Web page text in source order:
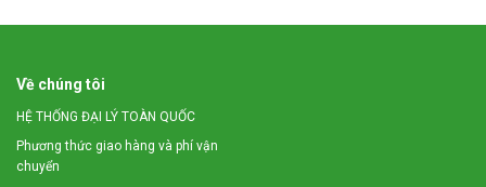
Về chúng tôi
HỆ THỐNG ĐẠI LÝ TOÀN QUỐC
Phương thức giao hàng và phí vận
chuyển